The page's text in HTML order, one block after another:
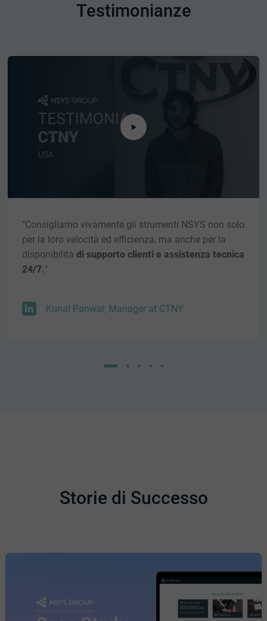
Testimonianze
"Consigliamo vivamente gli strumenti NSYS non solo
per la loro velocità ed efficienza, ma anche per la
disponibilità di supporto clienti e assistenza tecnica
24/7."
Kunal Panwar, Manager at CTNY
Storie di Successo